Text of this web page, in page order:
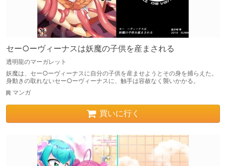
セー○ーヴィーナスは妖魔の子供を産まされる
透明龍のマーガレット
妖魔は、セー○ーヴィーナスに自分の子供を産ませようとその身を捕らえた。
身動きの取れないセー○ーヴィーナスに、触手は容赦なく襲いかかる。
マンガ
買いに行く